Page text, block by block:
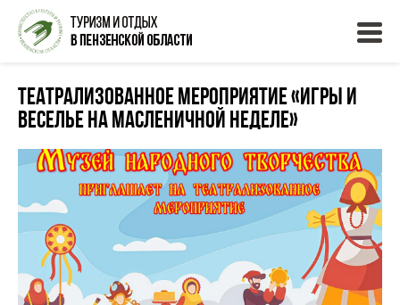
театрализованное мероприятие «Игры и
веселье на Масленичной неделе»